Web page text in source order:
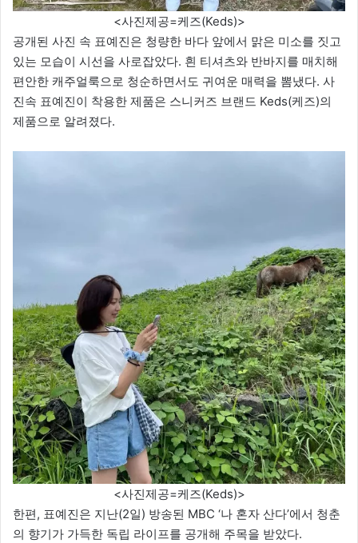
<사진제공=케즈(Keds)>
공개된 사진 속 표예진은 청량한 바다 앞에서 맑은 미소를 짓고
있는 모습이 시선을 사로잡았다. 흰 티셔츠와 반바지를 매치해
편안한 캐주얼룩으로 청순하면서도 귀여운 매력을 뽐냈다. 사
진속 표예진이 착용한 제품은 스니커즈 브랜드 Keds(케즈)의
제품으로 알려졌다.
<사진제공=케즈(Keds)>
한편, 표예진은 지난(2일) 방송된 MBC ‘나 혼자 산다’에서 청춘
의 향기가 가득한 독립 라이프를 공개해 주목을 받았다.